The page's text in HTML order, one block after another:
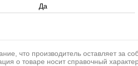
Да
что производитель оставляет за
о товаре носит справочный